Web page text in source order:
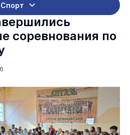
Спорт
соревнования по